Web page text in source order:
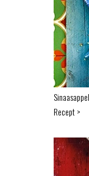
Recept >